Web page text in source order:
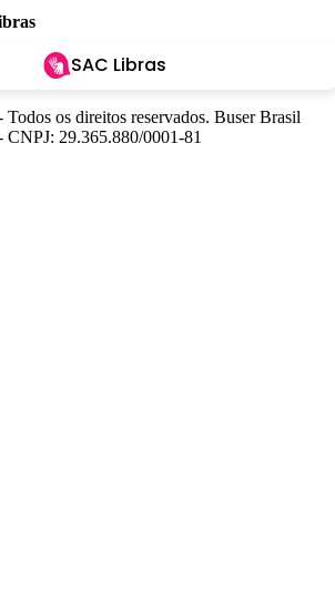
SAC Libras
os direitos reservados. Buser Brasil
29.365.880/0001-81